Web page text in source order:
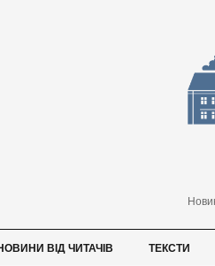
ВІД ЧИТАЧІВ ТЕКСТИ